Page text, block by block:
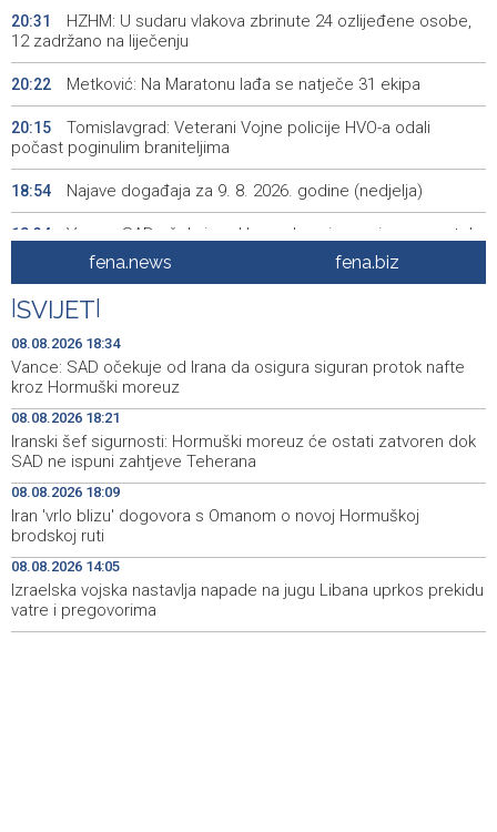
20:31
HZHM: U sudaru vlakova zbrinute 24 ozlijeđene osobe,
12 zadržano na liječenju
20:22 Metković: Na Maratonu lađa se natječe 31 ekipa
20:15
Tomislavgrad: Veterani Vojne policije HVO-a odali
počast poginulim braniteljima
18:54 Najave događaja za 9. 8. 2026. godine (nedjelja)
18:34
Vance: SAD očekuje od Irana da osigura siguran protok
nafte kroz Hormuški moreuz
18:21
Iranski šef sigurnosti: Hormuški moreuz će ostati
zatvoren dok SAD ne ispuni zahtjeve Teherana
18:09
Iran 'vrlo blizu' dogovora s Omanom o novoj Hormuškoj
brodskoj ruti
18:05
Koncertom Marije Šerifović večeras se zatvara
manifestacija 'Dani dijaspore Travnik 2026'
17:26
Kod mosta Brčko - Gunja pronađene kosti, vještaci
sudske medicine utvrđuju porijeklo
'Pekijada' u Varešu okupila 37 ekipa iz četiri države
regiona
fena.news fena.biz
SVIJET
08.08.2026 18:34
Vance: SAD očekuje od Irana da osigura siguran protok nafte
kroz Hormuški moreuz
08.08.2026 18:21
Iranski šef sigurnosti: Hormuški moreuz će ostati zatvoren dok
SAD ne ispuni zahtjeve Teherana
08.08.2026 18:09
Iran 'vrlo blizu' dogovora s Omanom o novoj Hormuškoj
brodskoj ruti
08.08.2026 14:05
Izraelska vojska nastavlja napade na jugu Libana uprkos prekidu
vatre i pregovorima